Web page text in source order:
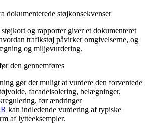
dokumenterede støjkonsekvenser
og rapporter giver et dokumenteret
trafikstøj påvirker omgivelserne, og
og miljøvurdering.
den gennemføres
gør det muligt at vurdere den forventede
facadeisolering, belægninger,
før ændringer
kan indledende vurdering af typiske
af lytteeksempler.